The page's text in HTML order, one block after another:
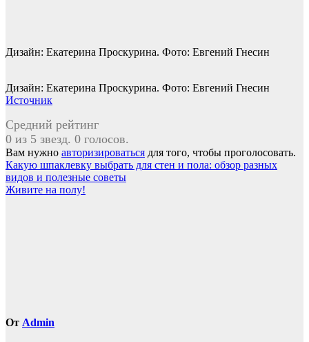
Дизайн: Екатерина Проскурина. Фото: Евгений Гнесин
Дизайн: Екатерина Проскурина. Фото: Евгений Гнесин
Источник
Средний рейтинг
0 из 5 звезд. 0 голосов.
Вам нужно авторизироваться для того, чтобы проголосовать.
Навигация
по
Какую шпаклевку выбрать для стен и пола: обзор разных
видов и полезные советы
Живите на полу!
От Admin